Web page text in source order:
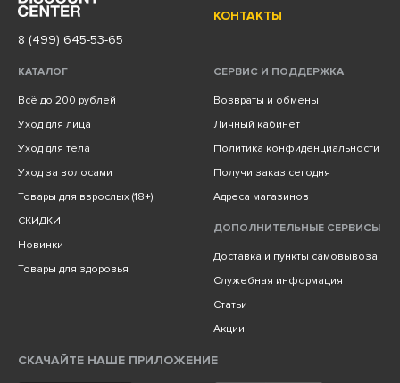
КОНТАКТЫ
8 (499) 645-53-65
КАТАЛОГ
Всё до 200 рублей
Уход для лица
Уход для тела
Уход за волосами
Товары для взрослых (18+)
СКИДКИ
Новинки
Товары для здоровья
СЕРВИС И ПОДДЕРЖКА
Возвраты и обмены
Личный кабинет
Политика конфиденциальности
Получи заказ сегодня
Адреса магазинов
ДОПОЛНИТЕЛЬНЫЕ СЕРВИСЫ
Доставка и пункты самовывоза
Служебная информация
Статьи
Акции
СКАЧАЙТЕ НАШЕ ПРИЛОЖЕНИЕ